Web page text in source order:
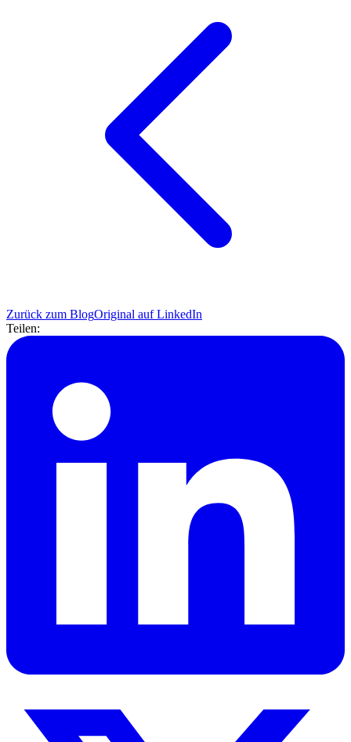
Zurück zum BlogOriginal auf LinkedIn
Teilen: